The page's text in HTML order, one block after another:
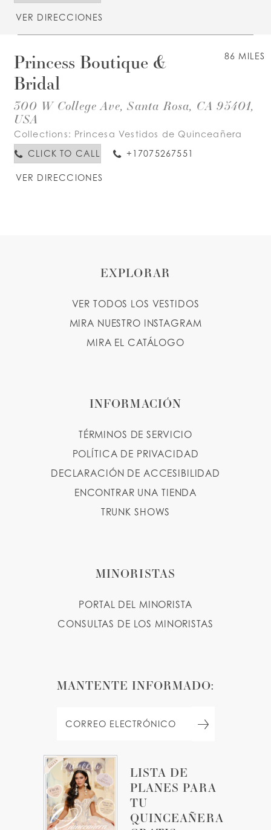
VER DIRECCIONES
86 MILES
Princess Boutique &
Bridal
300 W College Ave, Santa Rosa, CA 95401,
USA
Collections: Princesa Vestidos de Quinceañera
CLICK TO CALL
+17075267551
VER DIRECCIONES
LISTA DE
PLANES PARA
TU
QUINCEAÑERA
EXPLORAR
VER TODOS LOS VESTIDOS
MIRA NUESTRO INSTAGRAM
MIRA EL CATÁLOGO
INFORMACIÓN
TÉRMINOS DE SERVICIO
POLÍTICA DE PRIVACIDAD
DECLARACIÓN DE ACCESIBILIDAD
ENCONTRAR UNA TIENDA
TRUNK SHOWS
MINORISTAS
PORTAL DEL MINORISTA
CONSULTAS DE LOS MINORISTAS
MANTENTE INFORMADO: